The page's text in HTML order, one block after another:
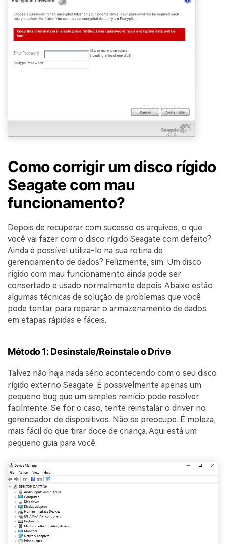
Como corrigir um disco rígido
Seagate com mau
funcionamento?
Depois de recuperar com sucesso os arquivos, o que
você vai fazer com o disco rígido Seagate com defeito?
Ainda é possível utilizá-lo na sua rotina de
gerenciamento de dados? Felizmente, sim. Um disco
rígido com mau funcionamento ainda pode ser
consertado e usado normalmente depois. Abaixo estão
algumas técnicas de solução de problemas que você
pode tentar para reparar o armazenamento de dados
em etapas rápidas e fáceis.
Método 1: Desinstale/Reinstale o Drive
Talvez não haja nada sério acontecendo com o seu disco
rígido externo Seagate. É possivelmente apenas um
pequeno bug que um simples reinício pode resolver
facilmente. Se for o caso, tente reinstalar o driver no
gerenciador de dispositivos. Não se preocupe. É moleza,
mais fácil do que tirar doce de criança. Aqui está um
pequeno guia para você.